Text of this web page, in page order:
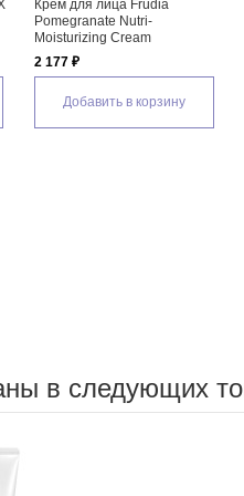
Крем для лица Frudia
Pomegranate Nutri-
Moisturizing Cream In
Добавить в
в следующих